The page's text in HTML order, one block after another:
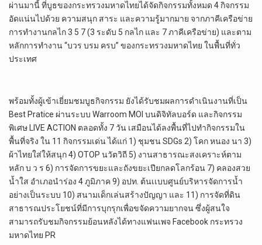
ผ่านมานี้ ที่บูธของกระทรวงมหาดไทยได้จัดกิจกรรมทั้งหมด 4 กิจกรรม
อัดแน่นไปด้วย ความสนุก สาระ และความรู้มากมาย จากภาคีเครือข่าย
การทำงานกลไก 3 5 7 (3 ระดับ 5 กลไก และ 7 ภาคีเครือข่าย) และตาม
หลักการทำงาน “บวร บรม ครบ” ของกระทรวงมหาดไทย ในพื้นที่ทั่ว
ประเทศ
พร้อมทั้งผู้เข้าเยี่ยมชมบูธกิจกรรม ยังได้รับชมผลการดำเนินงานที่เป็น
Best Pratice ผ่านระบบ Warroom MOI บนดิจิทัลบอร์ด และกิจกรรม
พิเศษ LIVE ACTION ตลอดทั้ง 7 วัน เสมือนได้ลงพื้นที่ไปทำกิจกรรมใน
พื้นที่จริง ใน 11 กิจกรรมเด่น ได้แก่ 1) ชุมชน SDGs 2) โคก หนอง นา 3)
ผ้าไทยใส่ให้สนุก 4) OTOP นวัตวิถี 5) งานสาธารณะสงเคราะห์ตาม
หลัก บ ว ร 6) การจัดการขยะและถังขยะเปียกลดโลกร้อน 7) คลองสวย
น้ำใส อำเภอนำร่อง 4 ภูมิภาค 9) อปท. ต้นเเบบศูนย์บริหารจัดการน้ำ
อย่างเป็นระบบ 10) สนามเด็กเล่นสร้างปัญญา และ 11) การจัดที่ดิน
สาธารณประโยชน์ที่มีการบุกรุกเพื่อขจัดความยากจน ซึ่งผู้สนใจ
สามารถรับชมกิจกรรมย้อนหลังได้ทางแฟนเพจ Facebook กระทรวง
มหาดไทย PR